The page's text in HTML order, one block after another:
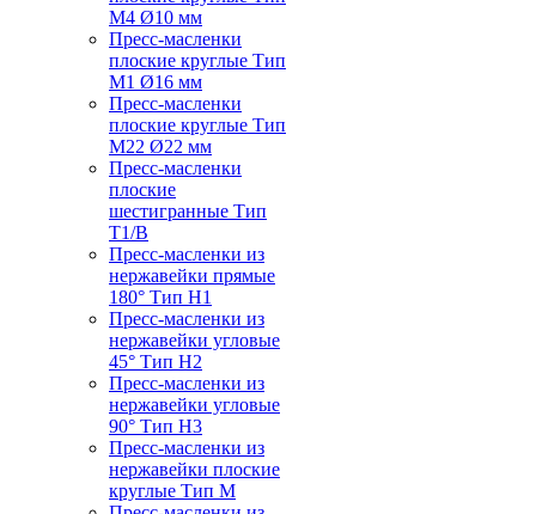
M4 Ø10 мм
Пресс-масленки
плоские круглые Тип
M1 Ø16 мм
Пресс-масленки
плоские круглые Тип
M22 Ø22 мм
Пресс-масленки
плоские
шестигранные Тип
T1/B
Пресс-масленки из
нержавейки прямые
180° Тип H1
Пресс-масленки из
нержавейки угловые
45° Тип H2
Пресс-масленки из
нержавейки угловые
90° Тип H3
Пресс-масленки из
нержавейки плоские
круглые Тип M